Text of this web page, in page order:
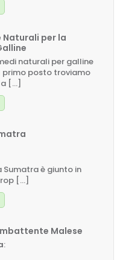
Naturali per la
naturali per galline
primo posto troviamo
[...]
Sumatra è giunto in
[...]
Malese
: